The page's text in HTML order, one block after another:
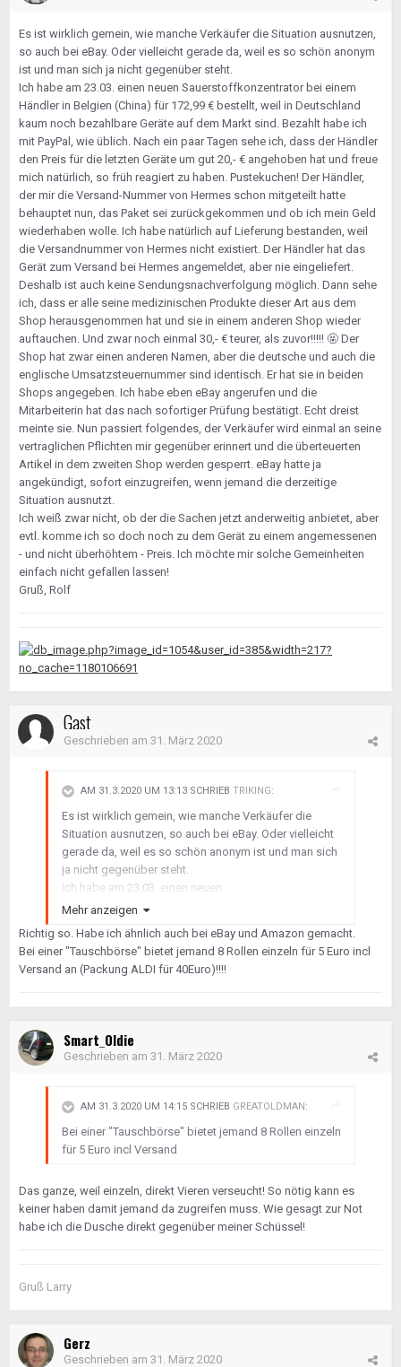
Es ist wirklich gemein, wie manche Verkäufer die Situation ausnutzen,
so auch bei eBay. Oder vielleicht gerade da, weil es so schön anonym
ist und man sich ja nicht gegenüber steht.
Ich habe am 23.03. einen neuen Sauerstoffkonzentrator bei einem
Händler in Belgien (China) für 172,99 € bestellt, weil in Deutschland
kaum noch bezahlbare Geräte auf dem Markt sind. Bezahlt habe ich
mit PayPal, wie üblich. Nach ein paar Tagen sehe ich, dass der Händler
den Preis für die letzten Geräte um gut 20,- € angehoben hat und freue
mich natürlich, so früh reagiert zu haben. Pustekuchen! Der Händler,
der mir die Versand-Nummer von Hermes schon mitgeteilt hatte
behauptet nun, das Paket sei zurückgekommen und ob ich mein Geld
wiederhaben wolle. Ich habe natürlich auf Lieferung bestanden, weil
die Versandnummer von Hermes nicht existiert. Der Händler hat das
Gerät zum Versand bei Hermes angemeldet, aber nie eingeliefert.
Deshalb ist auch keine Sendungsnachverfolgung möglich. Dann sehe
ich, dass er alle seine medizinischen Produkte dieser Art aus dem
Shop herausgenommen hat und sie in einem anderen Shop wieder
auftauchen. Und zwar noch einmal 30,- € teurer, als zuvor!!!!! 🤬 Der
Shop hat zwar einen anderen Namen, aber die deutsche und auch die
englische Umsatzsteuernummer sind identisch. Er hat sie in beiden
Shops angegeben. Ich habe eben eBay angerufen und die
Mitarbeiterin hat das nach sofortiger Prüfung bestätigt. Echt dreist
meinte sie. Nun passiert folgendes, der Verkäufer wird einmal an seine
vertraglichen Pflichten mir gegenüber erinnert und die überteuerten
Artikel in dem zweiten Shop werden gesperrt. eBay hatte ja
angekündigt, sofort einzugreifen, wenn jemand die derzeitige
Situation ausnutzt.
Ich weiß zwar nicht, ob der die Sachen jetzt anderweitig anbietet, aber
evtl. komme ich so doch noch zu dem Gerät zu einem angemessenen
- und nicht überhöhtem - Preis. Ich möchte mir solche Gemeinheiten
einfach nicht gefallen lassen!
Gruß, Rolf
Gast
Geschrieben am 31. März 2020
AM 31.3.2020 UM 13:13 SCHRIEB TRIKING:
Es ist wirklich gemein, wie manche Verkäufer die
Situation ausnutzen, so auch bei eBay. Oder vielleicht
gerade da, weil es so schön anonym ist und man sich
ja nicht gegenüber steht.
Ich habe am 23.03. einen neuen
Sauerstoffkonzentrator bei einem Händler in Belgien
noch bezahlbare Geräte auf dem Markt sind. Bezahlt
habe ich mit PayPal, wie üblich. Nach ein paar Tagen
sehe ich, dass der Händler den Preis für die letzten
schon mitgeteilt hatte behauptet nun, das Paket sei
die Versandnummer von Hermes nicht existiert. Der
angemeldet, aber nie eingeliefert. Deshalb ist auch
keine Sendungsnachverfolgung möglich. Dann sehe
Art aus dem Shop herausgenommen hat und sie in
einem anderen Shop wieder auftauchen. Und zwar
noch einmal 30,- € teurer, als zuvor!!!!!🤬Der Shop hat
identisch. Er hat sie in beiden Shops angegeben. Ich
meinte sie. Nun passiert folgendes, der Verkäufer
wird einmal an seine vertraglichen Pflichten mir
Mehr anzeigen
Richtig so. Habe ich ähnlich auch bei eBay und Amazon gemacht.
Bei einer "Tauschbörse" bietet jemand 8 Rollen einzeln für 5 Euro incl
Versand an (Packung ALDI für 40Euro)!!!!
Smart_Oldie
Geschrieben am 31. März 2020
AM 31.3.2020 UM 14:15 SCHRIEB GREATOLDMAN :
Bei einer "Tauschbörse" bietet jemand 8 Rollen einzeln
für 5 Euro incl Versand
Das ganze, weil einzeln, direkt Vieren verseucht! So nötig kann es
keiner haben damit jemand da zugreifen muss. Wie gesagt zur Not
habe ich die Dusche direkt gegenüber meiner Schüssel!
Gruß Larry
Gerz
Geschrieben am 31. März 2020